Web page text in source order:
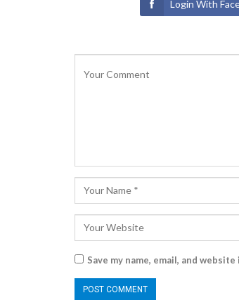
Login With
Save my name, email, and